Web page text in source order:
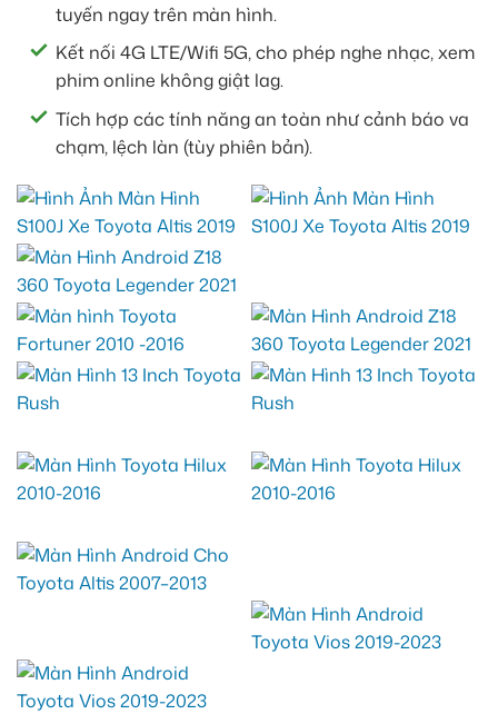
tuyến ngay trên màn hình.
Kết nối 4G LTE/Wifi 5G, cho phép nghe nhạc, xem
phim online không giật lag.
Tích hợp các tính năng an toàn như cảnh báo va
chạm, lệch làn (tùy phiên bản).